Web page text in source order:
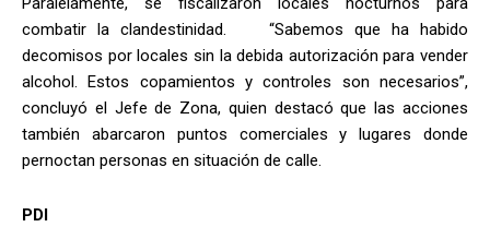
combatir la clandestinidad. “Sabemos que ha habido
decomisos por locales sin la debida autorización para vender
alcohol. Estos copamientos y controles son necesarios”,
concluyó el Jefe de Zona, quien destacó que las acciones
también abarcaron puntos comerciales y lugares donde
pernoctan personas en situación de calle.
PDI